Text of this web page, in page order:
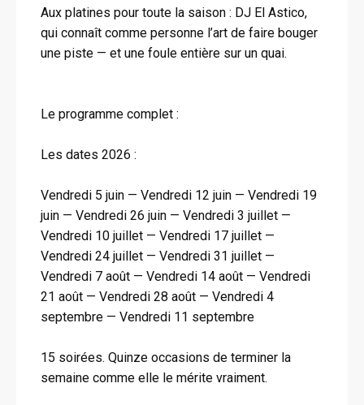
Aux platines pour toute la saison : DJ El Astico,
qui connaît comme personne l’art de faire bouger
une piste — et une foule entière sur un quai.
Le programme complet :
Les dates 2026 :
Vendredi 5 juin — Vendredi 12 juin — Vendredi 19
juin — Vendredi 26 juin — Vendredi 3 juillet —
Vendredi 10 juillet — Vendredi 17 juillet —
Vendredi 24 juillet — Vendredi 31 juillet —
Vendredi 7 août — Vendredi 14 août — Vendredi
21 août — Vendredi 28 août — Vendredi 4
septembre — Vendredi 11 septembre
15 soirées. Quinze occasions de terminer la
semaine comme elle le mérite vraiment.